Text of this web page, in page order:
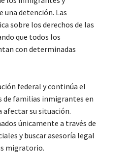
una detención. Las
sobre los derechos de las
que todos los
con determinadas
federal y continúa el
de familias inmigrantes en
afectar su situación.
únicamente a través de
y buscar asesoría legal
migratorio.